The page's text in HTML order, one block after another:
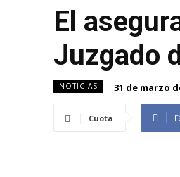
El
Juzgado
NOTICIAS 31 de marzo
Cuota